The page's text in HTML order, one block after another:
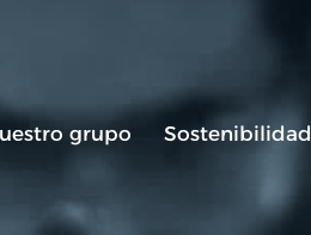
grupo Sostenibilidad